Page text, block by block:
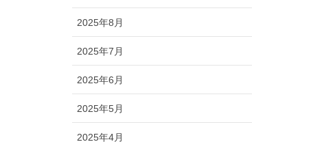
2025年8月
2025年7月
2025年6月
2025年5月
2025年4月